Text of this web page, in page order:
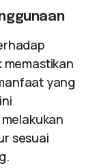
memastikan
yang
sesuai